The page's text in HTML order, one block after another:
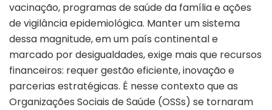
vacinação, programas de saúde da família e ações
de vigilância epidemiológica. Manter um sistema
dessa magnitude, em um país continental e
marcado por desigualdades, exige mais que recursos
financeiros: requer gestão eficiente, inovação e
parcerias estratégicas. É nesse contexto que as
Organizações Sociais de Saúde (OSSs) se tornaram